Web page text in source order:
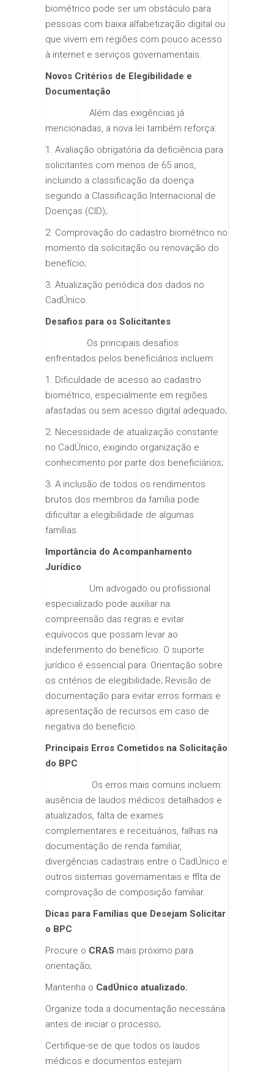
biométrico pode ser um obstáculo para
pessoas com baixa alfabetização digital ou
que vivem em regiões com pouco acesso
à internet e serviços governamentais.
Novos Critérios de Elegibilidade e
Documentação
Além das exigências já
mencionadas, a nova lei também reforça:
1. Avaliação obrigatória da deficiência para
solicitantes com menos de 65 anos,
incluindo a classificação da doença
segundo a Classificação Internacional de
Doenças (CID);.
2. Comprovação do cadastro biométrico no
momento da solicitação ou renovação do
benefício;
3. Atualização periódica dos dados no
CadÚnico.
Desafios para os Solicitantes
Os principais desafios
enfrentados pelos beneficiários incluem:
1. Dificuldade de acesso ao cadastro
biométrico, especialmente em regiões
afastadas ou sem acesso digital adequado;
2. Necessidade de atualização constante
no CadÚnico, exigindo organização e
conhecimento por parte dos beneficiários;
3. A inclusão de todos os rendimentos
brutos dos membros da família pode
dificultar a elegibilidade de algumas
famílias.
Importância do Acompanhamento
Jurídico
Um advogado ou profissional
especializado pode auxiliar na
compreensão das regras e evitar
equívocos que possam levar ao
indeferimento do benefício. O suporte
jurídico é essencial para: Orientação sobre
os critérios de elegibilidade; Revisão de
documentação para evitar erros formais e
apresentação de recursos em caso de
negativa do benefício.
Principais Erros Cometidos na Solicitação
do BPC
Os erros mais comuns incluem:
ausência de laudos médicos detalhados e
atualizados, falta de exames
complementares e receituários, falhas na
documentação de renda familiar,
divergências cadastrais entre o CadÚnico e
outros sistemas governamentais e fflta de
comprovação de composição familiar.
Dicas para Famílias que Desejam Solicitar
o BPC
Procure o CRAS mais próximo para
orientação;
Mantenha o CadÚnico atualizado;
Organize toda a documentação necessária
antes de iniciar o processo;
Certifique-se de que todos os laudos
médicos e documentos estejam